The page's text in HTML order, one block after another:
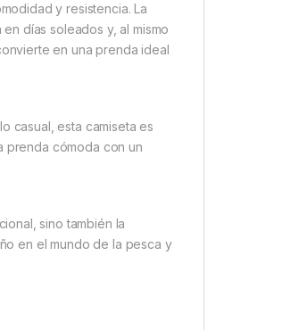
y resistencia. La
días soleados y, al mismo
en una prenda ideal
casual, esta camiseta es
prenda cómoda con un
sino también la
en el mundo de la pesca y